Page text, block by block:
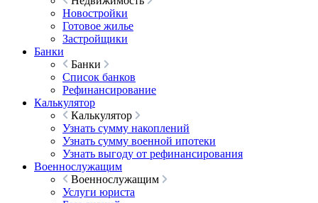
Новостройки
Готовое жилье
Застройщики
Банки
Банки
Список банков
Рефинансирование
Калькулятор
Калькулятор
Узнать сумму накоплений
Узнать сумму военной ипотеки
Узнать выгоду от рефинансирования
Военнослужащим
Военнослужащим
Услуги юриста